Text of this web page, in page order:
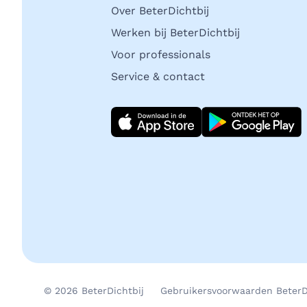
Over BeterDichtbij
Werken bij BeterDichtbij
Voor professionals
Service & contact
Download direct
© 2026 BeterDichtbij Gebruikersvoorwaarden